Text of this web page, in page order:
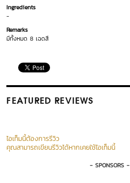
Ingredients
-
Remarks
มีทั้งหมด 8 เฉดสี
FEATURED REVIEWS
ไอเท็มนี้ต้องการรีวิว
คุณสามารถเขียนรีวิวได้หากเคยใช้ไอเท็มนี้
- SPONSORS -